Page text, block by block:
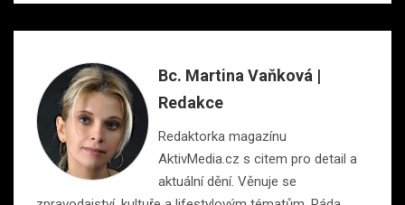
Bc. Martina Vaňková |
Redakce
Redaktorka magazínu
AktivMedia.cz s citem pro detail a
aktuální dění. Věnuje se